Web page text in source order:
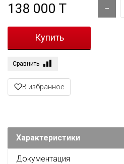
138 000 T
Сравнить
В избранное
Характеристики
Документация